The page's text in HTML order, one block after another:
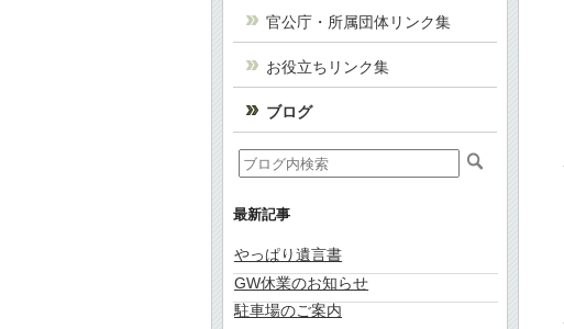
官公庁・所属団体リンク集
お役立ちリンク集
ブログ
最新記事
やっぱり遺言書
GW休業のお知らせ
駐車場のご案内